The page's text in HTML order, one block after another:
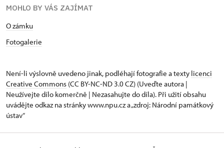
MOHLO BY VÁS ZAJÍMAT
O zámku
Fotogalerie
Není-li výslovně uvedeno jinak, podléhají fotografie a texty licenci
Creative Commons (CC BY-NC-ND 3.0 CZ) (Uveďte autora |
Neužívejte dílo komerčně | Nezasahujte do díla). Při užití obsahu
uvádějte odkaz na stránky www.npu.cz a „zdroj: Národní památkový
ústav“